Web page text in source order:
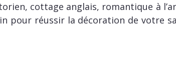
cottage anglais, romantique à
pour réussir la décoration de votre